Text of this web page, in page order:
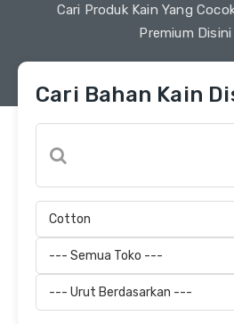
Cari Produk Kain Yang
Premium Disini
Cari Bahan Kain